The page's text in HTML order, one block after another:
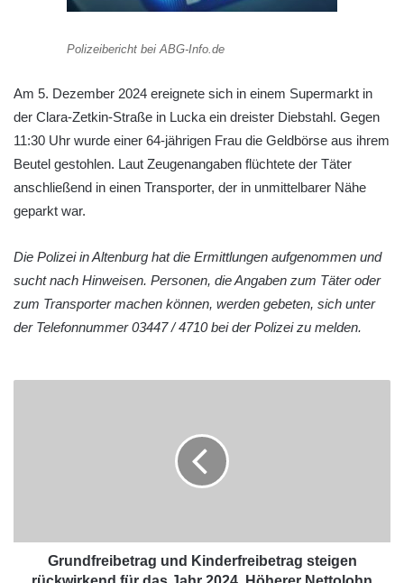
Polizeibericht bei ABG-Info.de
Am 5. Dezember 2024 ereignete sich in einem Supermarkt in
der Clara-Zetkin-Straße in Lucka ein dreister Diebstahl. Gegen
11:30 Uhr wurde einer 64-jährigen Frau die Geldbörse aus ihrem
Beutel gestohlen. Laut Zeugenangaben flüchtete der Täter
anschließend in einen Transporter, der in unmittelbarer Nähe
geparkt war.
Die Polizei in Altenburg hat die Ermittlungen aufgenommen und
sucht nach Hinweisen. Personen, die Angaben zum Täter oder
zum Transporter machen können, werden gebeten, sich unter
der Telefonnummer 03447 / 4710 bei der Polizei zu melden.
Grundfreibetrag und Kinderfreibetrag steigen